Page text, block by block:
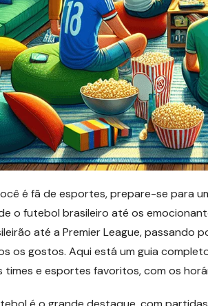
é fã de esportes, prepare-se para
o futebol brasileiro até os
até a Premier League, passando
os gostos. Aqui está um guia
times e esportes favoritos, com os